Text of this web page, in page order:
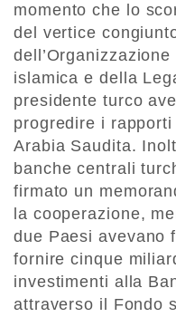
momento che lo
del vertice
islamica e della
presidente turco
progredire i
Arabia Saudita.
banche centrali
firmato un
la cooperazione,
due Paesi avevano
fornire cinque
investimenti alla
attraverso il Fondo